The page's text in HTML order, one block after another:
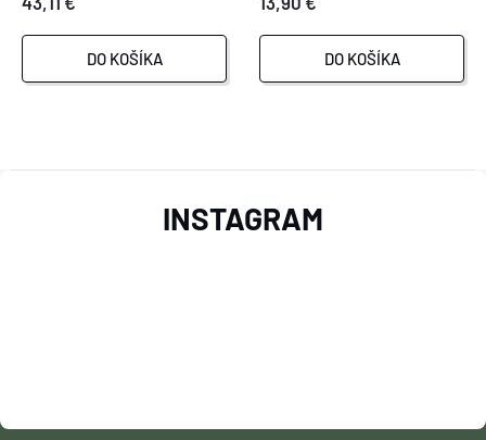
DO KOŠÍKA DO KOŠÍKA
T
INSTAGRAM